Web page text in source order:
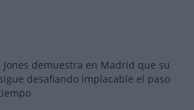
Jones demuestra en Madrid que su
desafiando implacable el paso